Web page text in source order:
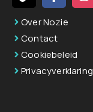
v
e
:
Over Nozie
Contact
Cookiebeleid
Privacyverklaring